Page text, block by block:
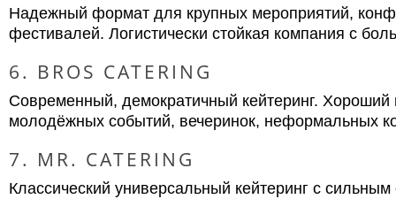
Надежный формат для крупных мероприятий,
фестивалей. Логистически стойкая компания с
6. BROS CATERING
Современный, демократичный кейтеринг. Хороший
молодёжных событий, вечеринок, неформальных
7. MR. CATERING
Классический универсальный кейтеринг с